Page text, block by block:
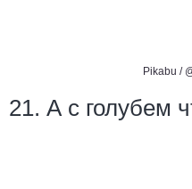
Pikabu /
21. А с голубем